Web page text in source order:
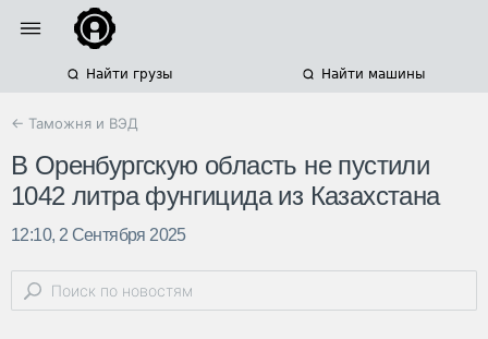
Найти грузы Найти машины
← Таможня и ВЭД
В Оренбургскую область не пустили
1042 литра фунгицида из Казахстана
12:10, 2 Сентября 2025